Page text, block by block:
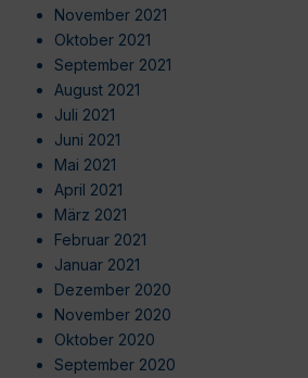
November 2021
Oktober 2021
September 2021
August 2021
Juli 2021
Juni 2021
Mai 2021
April 2021
März 2021
Februar 2021
Januar 2021
Dezember 2020
November 2020
Oktober 2020
September 2020